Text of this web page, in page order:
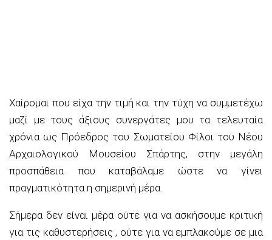
Χαίρομαι που είχα την τιμή και την τύχη να συμμετέχω
μαζί με τους άξιους συνεργάτες μου τα τελευταία
χρόνια ως Πρόεδρος του Σωματείου Φίλοι του Νέου
Αρχαιολογικού Μουσείου Σπάρτης, στην μεγάλη
προσπάθεια που καταβάλαμε ώστε να γίνει
πραγματικότητα η σημερινή μέρα.
Σήμερα δεν είναι μέρα ούτε για να ασκήσουμε κριτική
για τις καθυστερήσεις , ούτε για να εμπλακούμε σε μια